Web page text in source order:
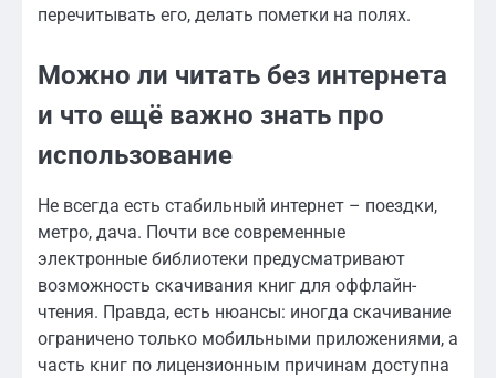
перечитывать его, делать пометки на полях.
Можно ли читать без интернета
и что ещё важно знать про
использование
Не всегда есть стабильный интернет – поездки,
метро, дача. Почти все современные
электронные библиотеки предусматривают
возможность скачивания книг для оффлайн-
чтения. Правда, есть нюансы: иногда скачивание
ограничено только мобильными приложениями, а
часть книг по лицензионным причинам доступна